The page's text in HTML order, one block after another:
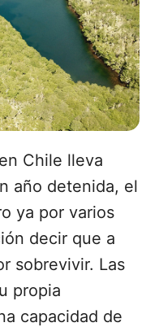
Chile lleva
año detenida, el
ya por varios
decir que a
sobrevivir. Las
propia
capacidad de